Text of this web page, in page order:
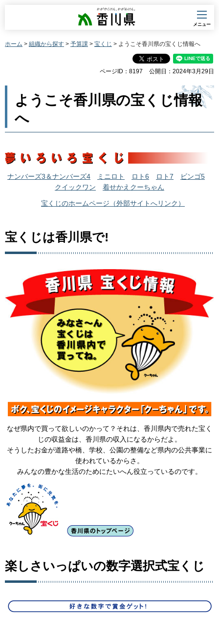
香川県
メニュー
ホーム > 組織から探す > 予算課 > 宝くじ > ようこそ香川県の宝くじ情報へ
ページID：8197 公開日：2024年3月29日
ようこそ香川県の宝くじ情報
へ
ナンバーズ3＆ナンバーズ4 ミニロト ロト6 ロト7
ビンゴ5
クイックワン
着せかえクーちゃん
宝くじのホームページ（外部サイトへリンク）
宝くじは香川県で!
なぜ県内で買って欲しいのかって？それは、香川県内で売れた宝く
じの収益金は、香川県の収入になるからだよ。
そうしたお金が道路や橋、学校、公園の整備など県内の公共事業に
使われているからさ。
みんなの豊かな生活のためにたいへん役立っているのです。
楽しさいっぱいの数字選択式宝くじ